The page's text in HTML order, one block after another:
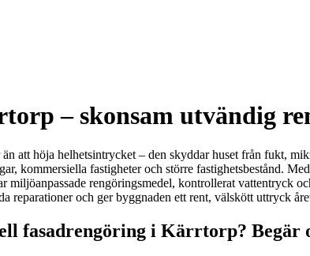
– skonsam utvändig
än att höja helhetsintrycket – den skyddar huset från fukt,
kommersiella fastigheter och större fastighetsbestånd.
miljöanpassade rengöringsmedel, kontrollerat vattentryck
reparationer och ger byggnaden ett rent, välskött uttryck
fasadrengöring i Kärrtorp?